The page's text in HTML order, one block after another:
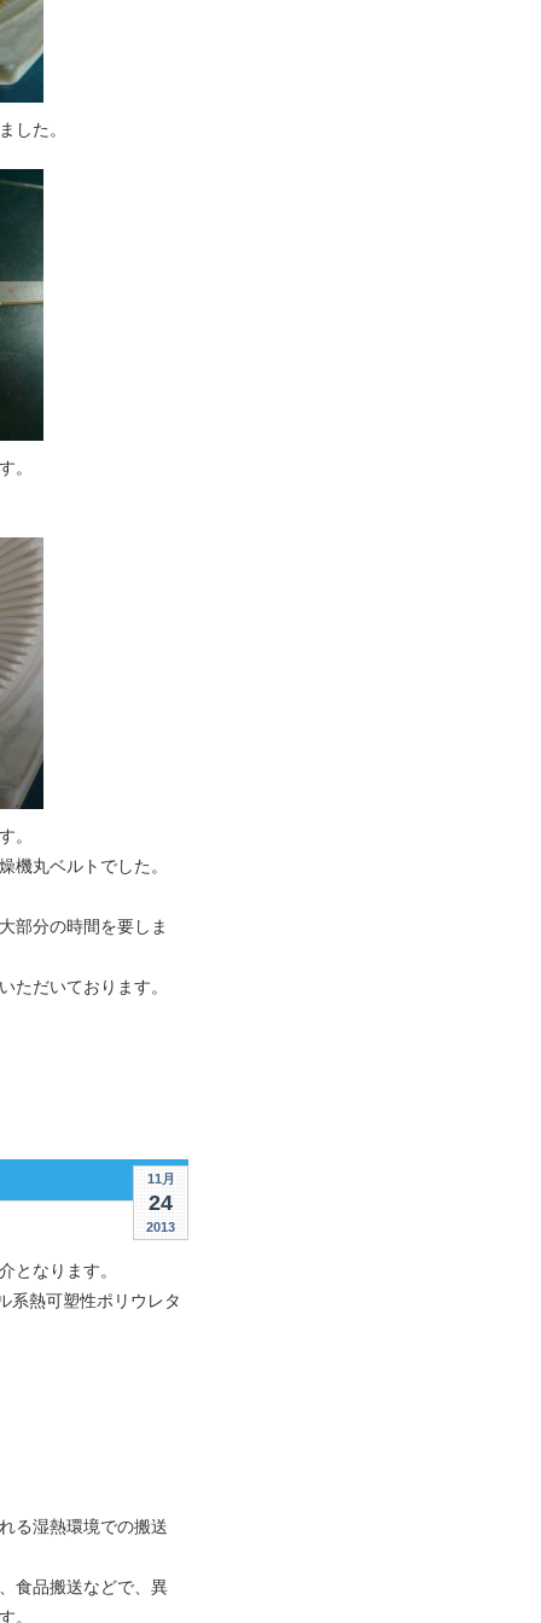
した。
。
。
機丸ベルトでした。
部分の時間を要しま
だいております。
11月
24
2013
となります。
系熱可塑性ポリウレタ
る湿熱環境での搬送
食品搬送などで、異
。